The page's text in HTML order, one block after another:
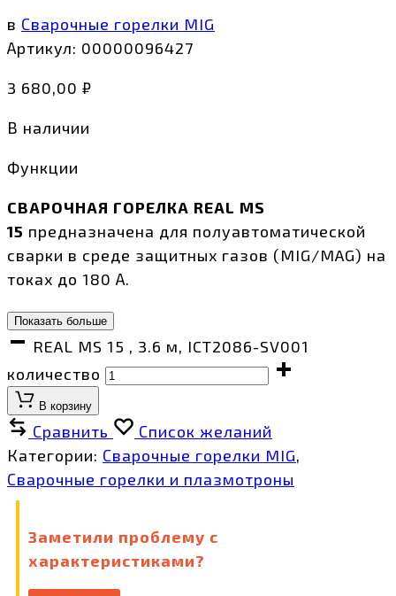
в Сварочные горелки MIG
Артикул: 00000096427
3 680,00 ₽
В наличии
Функции
СВАРОЧНАЯ ГОРЕЛКА REAL MS
15 предназначена для полуавтоматической
сварки в среде защитных газов (MIG/MAG) на
токах до 180 А.
Показать больше
REAL MS 15 , 3.6 м, ICT2086-SV001
количество
В корзину
Сравнить
Список желаний
Категории: Сварочные горелки MIG,
Сварочные горелки и плазмотроны
Заметили проблему с
характеристиками?